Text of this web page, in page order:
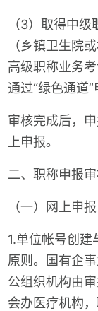
（3）取得中
（乡镇卫生院
高级职称业务
通过“绿色通道
审核完成后，
上申报。
二、职称申报
（一）网上申报
1.单位帐号创建
原则。国有企
公组织机构由
会办医疗机构